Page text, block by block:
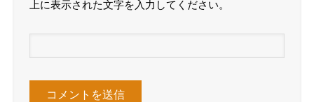
上に表示された文字を入力してください。